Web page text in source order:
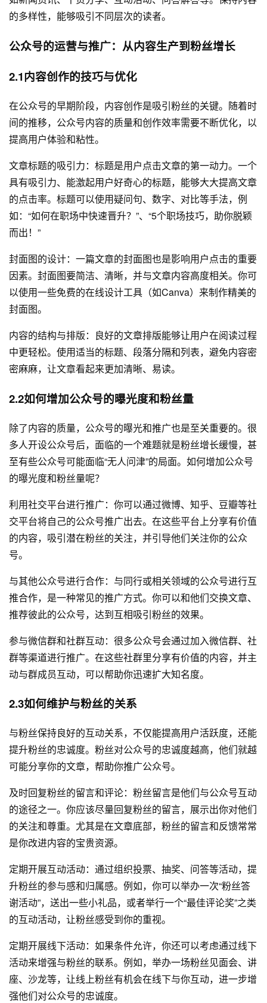
的多样性，能够吸引不同层次的读者。
公众号的运营与推广：从内容生产到粉丝增长
2.1内容创作的技巧与优化
在公众号的早期阶段，内容创作是吸引粉丝的关键。随着时
间的推移，公众号内容的质量和创作效率需要不断优化，以
提高用户体验和粘性。
文章标题的吸引力：标题是用户点击文章的第一动力。一个
具有吸引力、能激起用户好奇心的标题，能够大大提高文章
的点击率。标题可以使用疑问句、数字、对比等手法，例
如：“如何在职场中快速晋升？”、“5个职场技巧，助你脱颖
而出！”
封面图的设计：一篇文章的封面图也是影响用户点击的重要
因素。封面图要简洁、清晰，并与文章内容高度相关。你可
以使用一些免费的在线设计工具（如Canva）来制作精美的
封面图。
内容的结构与排版：良好的文章排版能够让用户在阅读过程
中更轻松。使用适当的标题、段落分隔和列表，避免内容密
密麻麻，让文章看起来更加清晰、易读。
2.2如何增加公众号的曝光度和粉丝量
除了内容的质量，公众号的曝光和推广也是至关重要的。很
多人开设公众号后，面临的一个难题就是粉丝增长缓慢，甚
至有些公众号可能面临“无人问津”的局面。如何增加公众号
的曝光度和粉丝量呢？
利用社交平台进行推广：你可以通过微博、知乎、豆瓣等社
交平台将自己的公众号推广出去。在这些平台上分享有价值
的内容，吸引潜在粉丝的关注，并引导他们关注你的公众
号。
与其他公众号进行合作：与同行或相关领域的公众号进行互
推合作，是一种常见的推广方式。你可以和他们交换文章、
推荐彼此的公众号，达到互相吸引粉丝的效果。
参与微信群和社群互动：很多公众号会通过加入微信群、社
群等渠道进行推广。在这些社群里分享有价值的内容，并主
动与群成员互动，可以帮助你迅速扩大知名度。
2.3如何维护与粉丝的关系
与粉丝保持良好的互动关系，不仅能提高用户活跃度，还能
提升粉丝的忠诚度。粉丝对公众号的忠诚度越高，他们就越
可能分享你的文章，帮助你推广公众号。
及时回复粉丝的留言和评论：粉丝留言是他们与公众号互动
的途径之一。你应该尽量回复粉丝的留言，展示出你对他们
的关注和尊重。尤其是在文章底部，粉丝的留言和反馈常常
是你改进内容的宝贵资源。
定期开展互动活动：通过组织投票、抽奖、问答等活动，提
升粉丝的参与感和归属感。例如，你可以举办一次“粉丝答
谢活动”，送出一些小礼品，或者举行一个“最佳评论奖”之类
的互动活动，让粉丝感受到你的重视。
定期开展线下活动：如果条件允许，你还可以考虑通过线下
活动来增强与粉丝的联系。例如，举办一场粉丝见面会、讲
座、沙龙等，让线上粉丝有机会在线下与你互动，进一步增
强他们对公众号的忠诚度。